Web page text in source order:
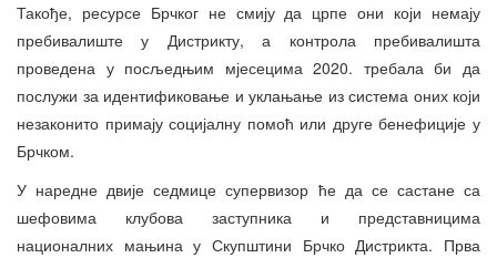
Такође, ресурсе Брчког не смију да црпе они који немају
пребивалиште у Дистрикту, а контрола пребивалишта
проведена у посљедњим мјесецима 2020. требала би да
послужи за идентификовање и уклањање из система оних који
незаконито примају социјалну помоћ или друге бенефиције у
Брчком.
У наредне двије седмице супервизор ће да се састане са
шефовима клубова заступника и представницима
националних мањина у Скупштини Брчко Дистрикта. Прва